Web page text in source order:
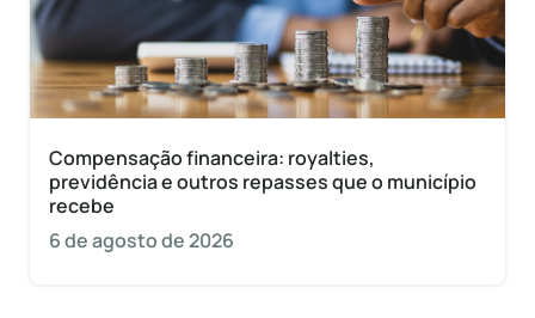
Compensação financeira: royalties,
previdência e outros repasses que o município
recebe
6 de agosto de 2026